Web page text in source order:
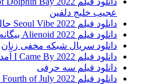
عجیب خلیج دلفین
دانلود فیلم Seoul Vibe 2022 حال و هوای سئول
دانلود فیلم Alienoid 2022 بیگانه
دانلود سریال شبکه مخفی زنان
دانلود فیلم I Came By 2022 آمدم
دانلود فیلم سه حرفی
دانلود فیلم Fourth of July 2022 چهارم جولای